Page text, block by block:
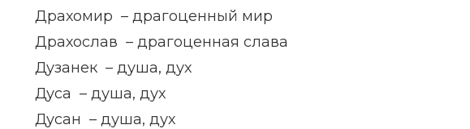
Драхомир – драгоценный мир
Драхослав – драгоценная слава
Дузанек – душа, дух
Дуса – душа, дух
Дусан – душа, дух